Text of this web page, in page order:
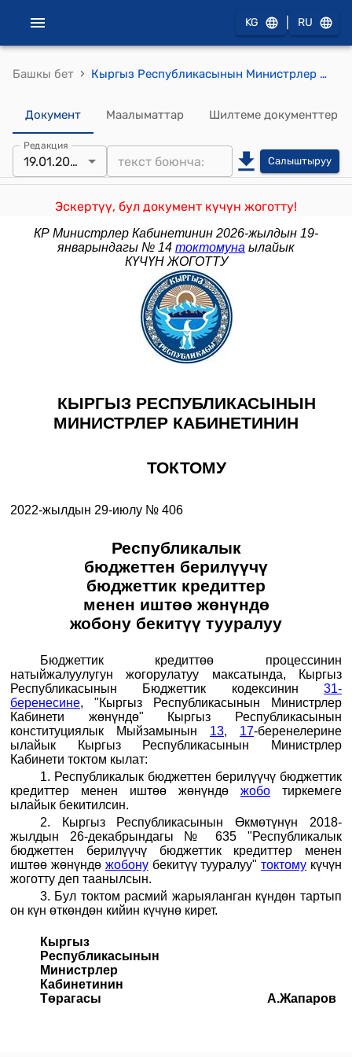
KG RU
Башкы бет › Кыргыз Республикасынын Министрлер Кабинетинин 2022-жылдын 29-июлундагы № 406 "Республикалык бюджеттен берилүүчү бюджеттик кредиттер менен иштөө жөнүндө жобону бекитүү тууралуу" токтому
Документ Маалыматтар Шилтеме документтер
Редакция
19.01.2026 Салыштыруу
Эскертүү, бул документ күчүн жоготту!